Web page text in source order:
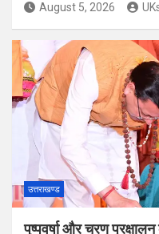
August 5, 2026
उत्तराखण्ड
पुष्पवर्षा और चरण